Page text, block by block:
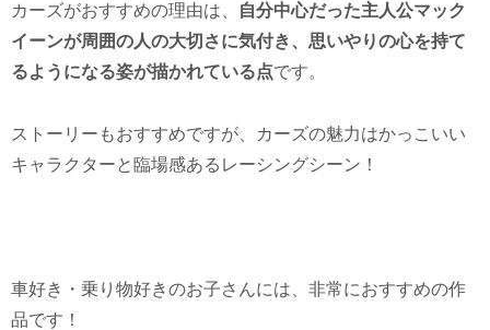
カーズがおすすめの理由は、
自分中心だった主人公マック
イーンが周囲の人の大切さに気付き、思いやりの心を持て
るようになる姿が描かれている点です。
ストーリーもおすすめですが、カーズの魅力はかっこいい
キャラクターと臨場感あるレーシングシーン！
車好き・乗り物好きのお子さんには、非常におすすめの作
品です！